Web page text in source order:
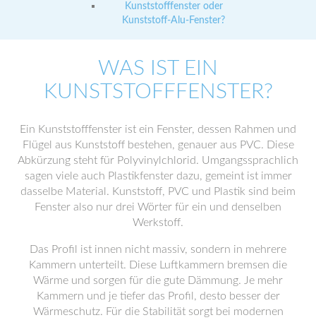
Kunststofffenster oder
Kunststoff-Alu-Fenster?
WAS IST EIN
KUNSTSTOFFFENSTER?
Ein Kunststofffenster ist ein Fenster, dessen Rahmen und
Flügel aus Kunststoff bestehen, genauer aus PVC. Diese
Abkürzung steht für Polyvinylchlorid. Umgangssprachlich
sagen viele auch Plastikfenster dazu, gemeint ist immer
dasselbe Material. Kunststoff, PVC und Plastik sind beim
Fenster also nur drei Wörter für ein und denselben
Werkstoff.
Das Profil ist innen nicht massiv, sondern in mehrere
Kammern unterteilt. Diese Luftkammern bremsen die
Wärme und sorgen für die gute Dämmung. Je mehr
Kammern und je tiefer das Profil, desto besser der
Wärmeschutz. Für die Stabilität sorgt bei modernen